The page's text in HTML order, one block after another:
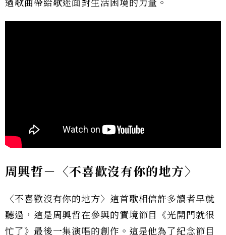
過歌曲帶給歌迷面對生活困境的力量。
周興哲－〈不喜歡沒有你的地方〉
〈不喜歡沒有你的地方〉這首歌相信許多讀者早就
聽過，這是周興哲在參與的實境節目《光開門就很
忙了》最後一集演唱的創作。這是他為了紀念節目